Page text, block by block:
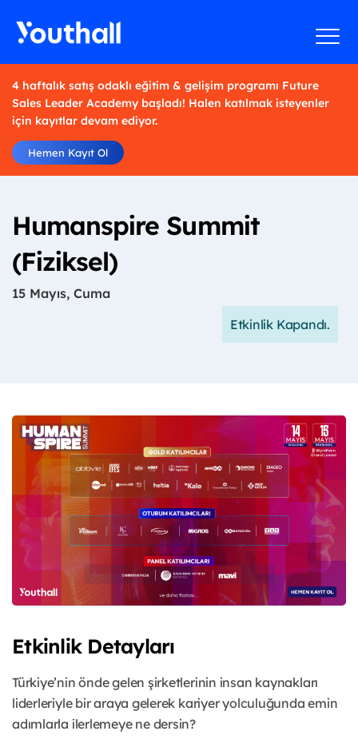
4 haftalık satış odaklı eğitim & gelişim programı Future
Sales Leader Academy başladı! Halen katılmak isteyenler
için kayıtlar devam ediyor.
Hemen Kayıt Ol
Humanspire Summit
(Fiziksel)
15 Mayıs, Cuma
Etkinlik Kapandı.
Etkinlik Detayları
Türkiye’nin önde gelen şirketlerinin insan kaynakları
liderleriyle bir araya gelerek kariyer yolculuğunda emin
adımlarla ilerlemeye ne dersin?